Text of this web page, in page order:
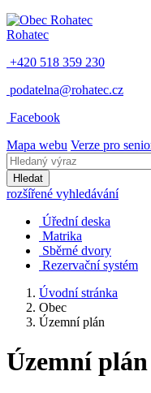
Rohatec
+420 518 359 230
podatelna@rohatec.cz
Facebook
Mapa webu Verze pro
Hledat
rozšířené vyhledávání
Úřední deska
Matrika
Sběrné dvory
Rezervační systém
Úvodní stránka
Obec
Územní plán
Územní plán